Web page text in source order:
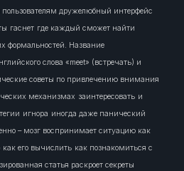
пользователям дружелюбный интерфейс
гаснет где каждый сможет найти
формальностей. Название
слова «meet» (встречать) и
советы по привлечению внимания
механизмах заинтересовать и
игнора иногда даже панический
– мозг воспринимает ситуацию как
как его вычислить как познакомиться с
статья раскроет секреты